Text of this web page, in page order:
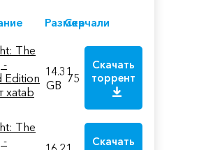
РазмерСкачали
The
-
Edition
xatab
14.31
GB 75
Скачать
торрент
The
-
Скачать